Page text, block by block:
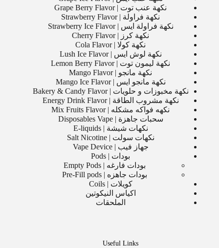
نكهة عنب توت | Grape Berry Flavor
نكهة فراولة | Strawberry Flavor
نكهة فراولة ايس | Strawberry Ice Flavor
نكهة كرز | Cherry Flavor
نكهة كولا | Cola Flavor
نكهة لوش ايس | Lush Ice Flavor
نكهة ليمون توت | Lemon Berry Flavor
نكهة مانجو | Mango Flavor
نكهة مانجو ايس | Mango Ice Flavor
نكهة مخبوزات و حلويات | Bakery & Candy Flavor
نكهة مشروب الطاقة | Energy Drink Flavor
نكهه فواكه مشكله | Mix Fruits Flavor
سحبات جاهزة | Disposables Vape
نكهات شيشة | E-liquids
نكهات سولت | Salt Nicotine
جهاز فيب | Vape Device
بودات | Pods
بودات فارغه | Empty Pods
بودات جاهزه | Pre-Fill pods
كويلات | Coils
اكياس النيكوتين
الملحقات
Useful Links